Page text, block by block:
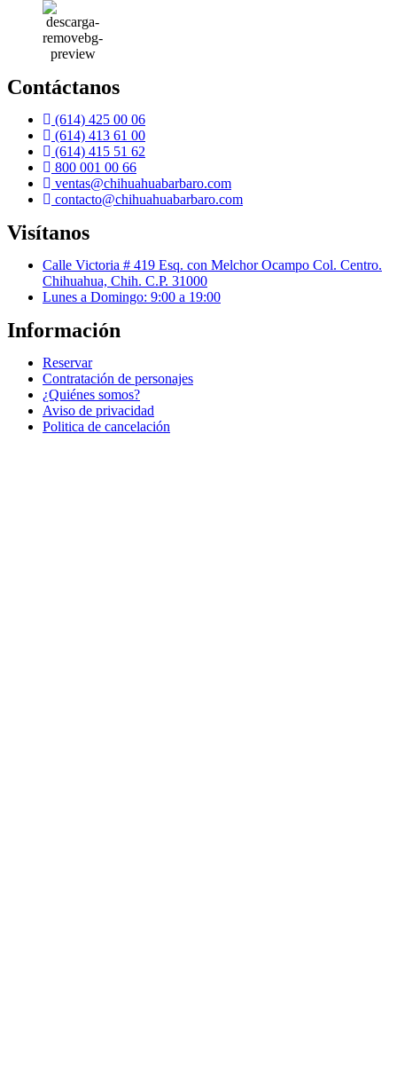
Contáctanos
(614) 425 00 06
(614) 413 61 00
(614) 415 51 62
800 001 00 66
ventas@chihuahuabarbaro.com
contacto@chihuahuabarbaro.com
Visítanos
Calle Victoria # 419 Esq. con Melchor Ocampo Col. Centro.
Chihuahua, Chih. C.P. 31000
Lunes a Domingo: 9:00 a 19:00
Información
Reservar
Contratación de personajes
¿Quiénes somos?
Aviso de privacidad
Politica de cancelación